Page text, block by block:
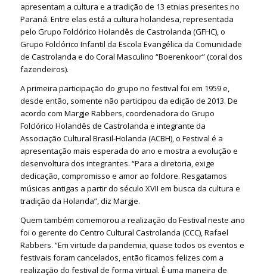
apresentam a cultura e a tradição de 13 etnias presentes no
Paraná. Entre elas está a cultura holandesa, representada
pelo Grupo Folclórico Holandês de Castrolanda (GFHC), o
Grupo Folclórico Infantil da Escola Evangélica da Comunidade
de Castrolanda e do Coral Masculino “Boerenkoor” (coral dos
fazendeiros).
A primeira participação do grupo no festival foi em 1959 e,
desde então, somente não participou da edição de 2013. De
acordo com Margje Rabbers, coordenadora do Grupo
Folclórico Holandês de Castrolanda e integrante da
Associação Cultural Brasil-Holanda (ACBH), o Festival é a
apresentação mais esperada do ano e mostra a evolução e
desenvoltura dos integrantes. “Para a diretoria, exige
dedicação, compromisso e amor ao folclore. Resgatamos
músicas antigas a partir do século XVII em busca da cultura e
tradição da Holanda”, diz Margje.
Quem também comemorou a realização do Festival neste ano
foi o gerente do Centro Cultural Castrolanda (CCC), Rafael
Rabbers. “Em virtude da pandemia, quase todos os eventos e
festivais foram cancelados, então ficamos felizes com a
realização do festival de forma virtual. É uma maneira de